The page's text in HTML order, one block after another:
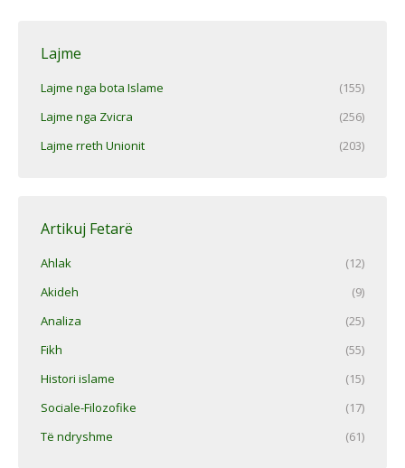
Lajme
Lajme nga bota Islame
(155)
Lajme nga Zvicra
(256)
Lajme rreth Unionit
(203)
Artikuj Fetarë
Ahlak
(12)
Akideh
(9)
Analiza
(25)
Fikh
(55)
Histori islame
(15)
Sociale-Filozofike
(17)
Të ndryshme
(61)